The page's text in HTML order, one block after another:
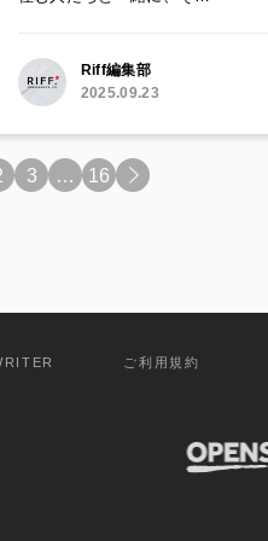
Riff編集部
2025.09.23
3 … 16 >
ご利用規約